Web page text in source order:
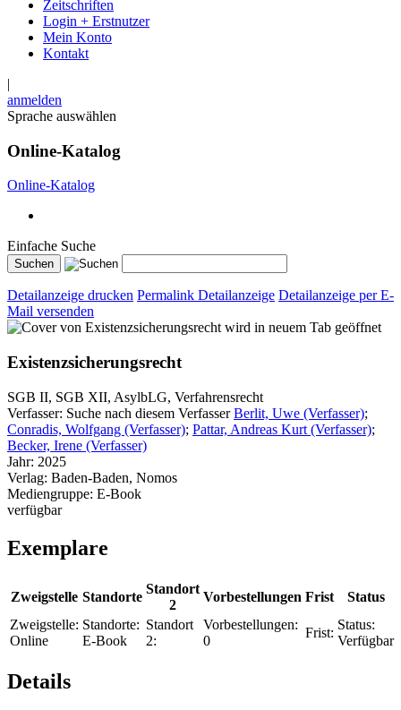
Zeitschriften
Login + Erstnutzer
Mein Konto
Kontakt
|
anmelden
Sprache auswählen
Online-Katalog
Online-Katalog
Einfache Suche
Detailanzeige drucken Permalink Detailanzeige Detailanzeige per E-
Mail versenden
wird in neuem Tab geöffnet
Existenzsicherungsrecht
SGB II, SGB XII, AsylbLG, Verfahrensrecht
Verfasser: Suche nach diesem Verfasser Berlit, Uwe (Verfasser);
Conradis, Wolfgang (Verfasser); Pattar, Andreas Kurt (Verfasser);
Becker, Irene (Verfasser)
Jahr: 2025
Verlag: Baden-Baden, Nomos
Mediengruppe: E-Book
verfügbar
Exemplare
Zweigstelle Standorte
Standort
2
Vorbestellungen Frist
Status
Zweigstelle:
Online
Standorte:
E-Book
Standort
2:
Vorbestellungen:
0
Frist:
Status:
Verfügbar
Details